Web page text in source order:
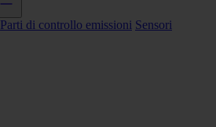
Parti di controllo emissioni Sensori